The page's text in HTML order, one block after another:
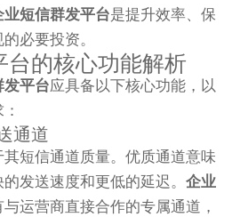
业短信群发平台是提升效率、保
必要投资。
台的核心功能解析
发平台应具备以下核心功能，以
通道
短信通道质量。优质通道意味
发送速度和更低的延迟。企业
运营商直接合作的专属通道，